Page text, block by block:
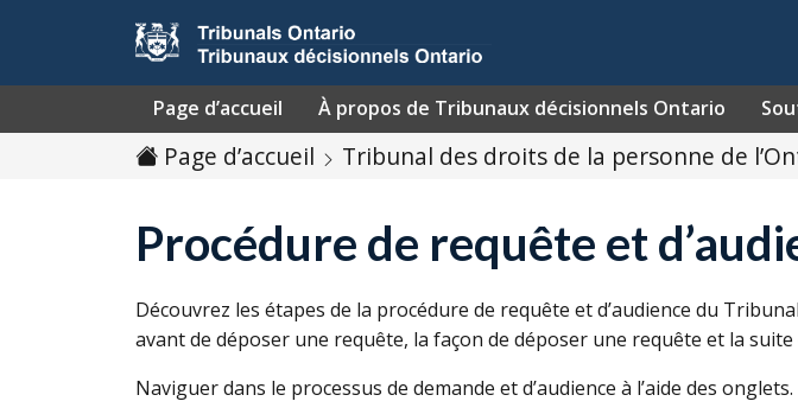
Page d’accueil À propos de Tribunaux décisionnels Ontario
Page d’accueil Tribunal des droits de la personne de
Procédure de requête et
Découvrez les étapes de la procédure de requête et d’audience du
avant de déposer une requête, la façon de déposer une requête et la suite
Naviguer dans le processus de demande et d’audience à l’aide des onglets.